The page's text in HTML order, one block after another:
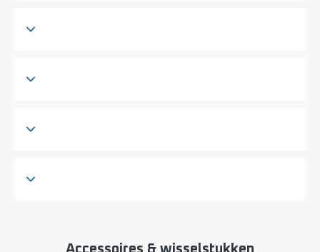
Accessoires & wisselstukken